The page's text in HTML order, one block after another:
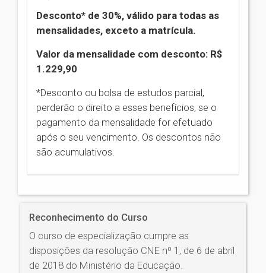
Desconto* de 30%, válido para todas as
mensalidades, exceto a matrícula.
Valor da mensalidade com desconto: R$
1.229,90
*Desconto ou bolsa de estudos parcial,
perderão o direito a esses benefícios, se o
pagamento da mensalidade for efetuado
após o seu vencimento. Os descontos não
são acumulativos.
Reconhecimento do Curso
O curso de especialização cumpre as
disposições da resolução CNE nº 1, de 6 de abril
de 2018 do Ministério da Educação.